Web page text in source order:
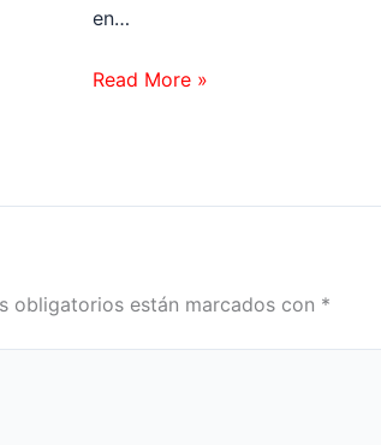
en…
Read More »
obligatorios están marcados con *